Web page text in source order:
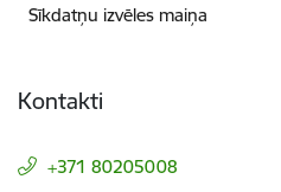
Sīkdatņu izvēles maiņa
Kontakti
+371 80205008